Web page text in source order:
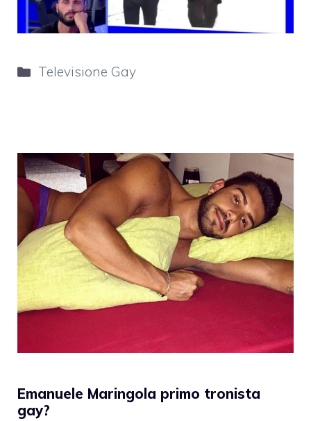
Categorie
Televisione Gay
Emanuele Maringola primo tronista
gay?